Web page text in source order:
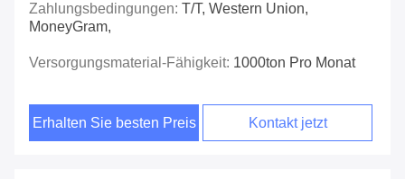
Zahlungsbedingungen: T/T, Western Union,
MoneyGram,
Versorgungsmaterial-Fähigkeit: 1000ton Pro Monat
Erhalten Sie besten Preis Kontakt jetzt